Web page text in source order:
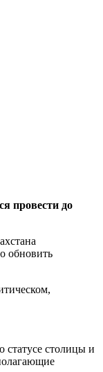
провести до
обновить
статусе столицы и